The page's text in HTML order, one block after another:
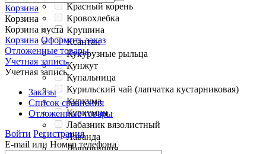
Красный корень
Кровохлебка
Крушина
Ксантан
Кукурузные рыльца
Кунжут
Купальница
Курильский чай (лапчатка кустарниковая)
Куркума
Куркумин
Лабазник вязолистный
Лаванда
Лавровишня
Корзина
Корзина
Корзина пуста
Корзина Оформить заказ
Отложенные товары
Учетная запись
Учетная запись
Заказы
Список сравнения
Отложенные товары
Войти Регистрация
E-mail или Номер телефона